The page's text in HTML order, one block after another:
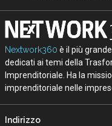
Nextwork360 è il più
dedicati ai temi della
Imprenditoriale. Ha la
imprenditoriale nelle
Indirizzo